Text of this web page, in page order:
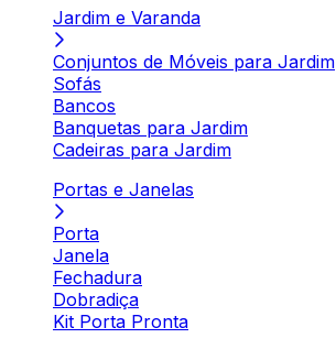
Jardim e Varanda
Conjuntos de Móveis para Jardim
Sofás
Bancos
Banquetas para Jardim
Cadeiras para Jardim
Portas e Janelas
Porta
Janela
Fechadura
Dobradiça
Kit Porta Pronta